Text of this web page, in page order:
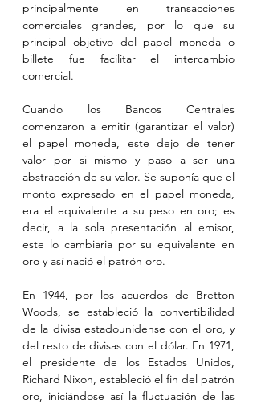
principalmente en transacciones
comerciales grandes, por lo que su
principal objetivo del papel moneda o
billete fue facilitar el intercambio
comercial.
Cuando los Bancos Centrales
comenzaron a emitir (garantizar el valor)
el papel moneda, este dejo de tener
valor por si mismo y paso a ser una
abstracción de su valor. Se suponía que el
monto expresado en el papel moneda,
era el equivalente a su peso en oro; es
decir, a la sola presentación al emisor,
este lo cambiaria por su equivalente en
oro y así nació el patrón oro.
En 1944, por los acuerdos de Bretton
Woods, se estableció la convertibilidad
de la divisa estadounidense con el oro, y
del resto de divisas con el dólar. En 1971,
el presidente de los Estados Unidos,
Richard Nixon, estableció el fin del patrón
oro, iniciándose así la fluctuación de las